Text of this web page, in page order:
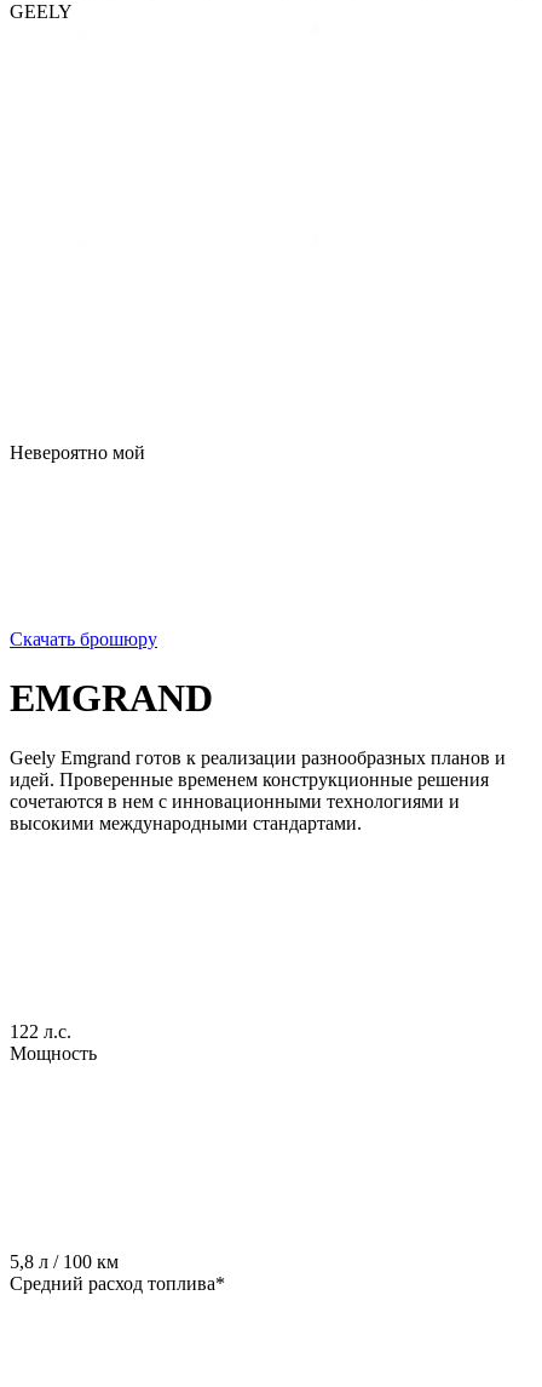
GEELY
Невероятно мой
Скачать брошюру
EMGRAND
Geely Emgrand готов к реализации разнообразных планов и
идей. Проверенные временем конструкционные решения
сочетаются в нем с инновационными технологиями и
высокими международными стандартами.
122 л.с.
Мощность
5,8 л / 100 км
Средний расход топлива*